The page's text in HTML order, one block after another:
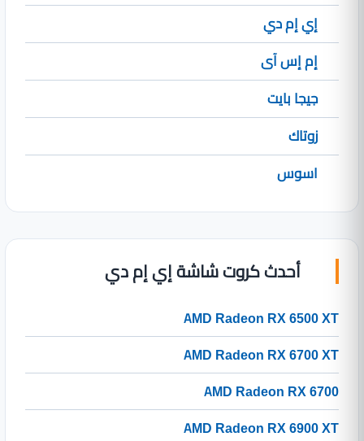
إي إم دي
إم إس آى
جيجا بايت
زوتاك
اسوس
أحدث كروت شاشة إي إم دي
AMD Radeon RX 6500 XT
AMD Radeon RX 6700 XT
AMD Radeon RX 6700
AMD Radeon RX 6900 XT